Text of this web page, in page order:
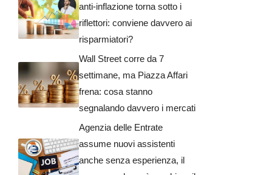
anti-inflazione torna sotto i
riflettori: conviene davvero ai
risparmiatori?
Wall Street corre da 7
settimane, ma Piazza Affari
frena: cosa stanno
segnalando davvero i mercati
Agenzia delle Entrate
assume nuovi assistenti
anche senza esperienza, il